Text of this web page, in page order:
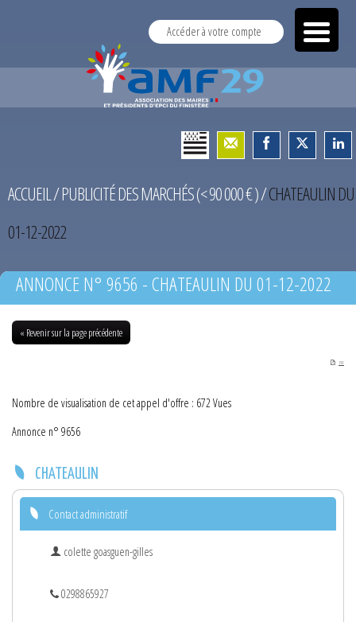
Accéder à votre compte
ACCUEIL/PUBLICITÉ DES MARCHÉS (< 90 000 € )/CHATEAULIN DU
01-12-2022
ANNONCE N° 9656 - CHATEAULIN DU 01-12-2022
« Revenir sur la page précédente
PDF
Nombre de visualisation de cet appel d'offre : 672 Vues
Annonce n° 9656
CHATEAULIN
Contact administratif
colette goasguen-gilles
0298865927